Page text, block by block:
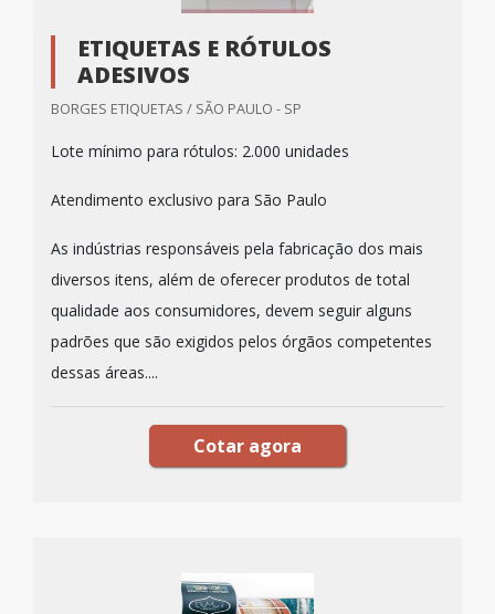
ETIQUETAS E RÓTULOS
ADESIVOS
BORGES ETIQUETAS / SÃO PAULO - SP
Lote mínimo para rótulos: 2.000 unidades
Atendimento exclusivo para São Paulo
As indústrias responsáveis pela fabricação dos mais
diversos itens, além de oferecer produtos de total
qualidade aos consumidores, devem seguir alguns
padrões que são exigidos pelos órgãos competentes
dessas áreas....
Cotar agora